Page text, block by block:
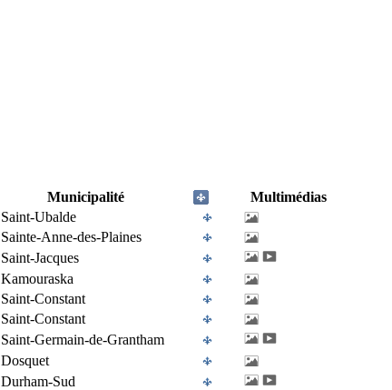
Municipalité
Multimédias
Saint-Ubalde
Sainte-Anne-des-Plaines
Saint-Jacques
Kamouraska
Saint-Constant
Saint-Constant
Saint-Germain-de-Grantham
Dosquet
Durham-Sud